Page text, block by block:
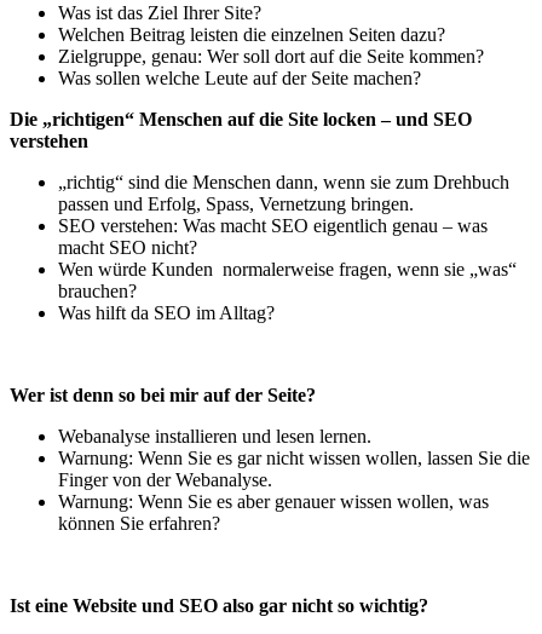
Was ist das Ziel Ihrer Site?
Welchen Beitrag leisten die einzelnen Seiten dazu?
Zielgruppe, genau: Wer soll dort auf die Seite kommen?
Was sollen welche Leute auf der Seite machen?
Die „richtigen“ Menschen auf die Site locken – und SEO
verstehen
„richtig“ sind die Menschen dann, wenn sie zum Drehbuch
passen und Erfolg, Spass, Vernetzung bringen.
SEO verstehen: Was macht SEO eigentlich genau – was
macht SEO nicht?
Wen würde Kunden normalerweise fragen, wenn sie „was“
brauchen?
Was hilft da SEO im Alltag?
Wer ist denn so bei mir auf der Seite?
Webanalyse installieren und lesen lernen.
Warnung: Wenn Sie es gar nicht wissen wollen, lassen Sie die
Finger von der Webanalyse.
Warnung: Wenn Sie es aber genauer wissen wollen, was
können Sie erfahren?
Ist eine Website und SEO also gar nicht so wichtig?